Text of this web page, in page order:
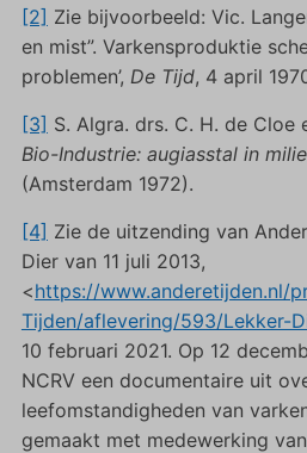
[2] Zie bijvoorbeeld: Vic.
en mist”. Varkensproduktie
problemen’, De Tijd, 4 april
[3] S. Algra. drs. C. H. de Cloe
Bio-Industrie: augiasstal in
(Amsterdam 1972).
[4] Zie de uitzending van
Dier van 11 juli 2013,
<https://www.anderetijden.nl/
Tijden/aflevering/593/Lekker-
10 februari 2021. Op 12
NCRV een documentaire uit
leefomstandigheden van
gemaakt met medewerking